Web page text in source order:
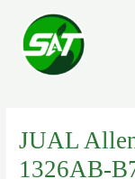
konten
JUAL
1326AB-